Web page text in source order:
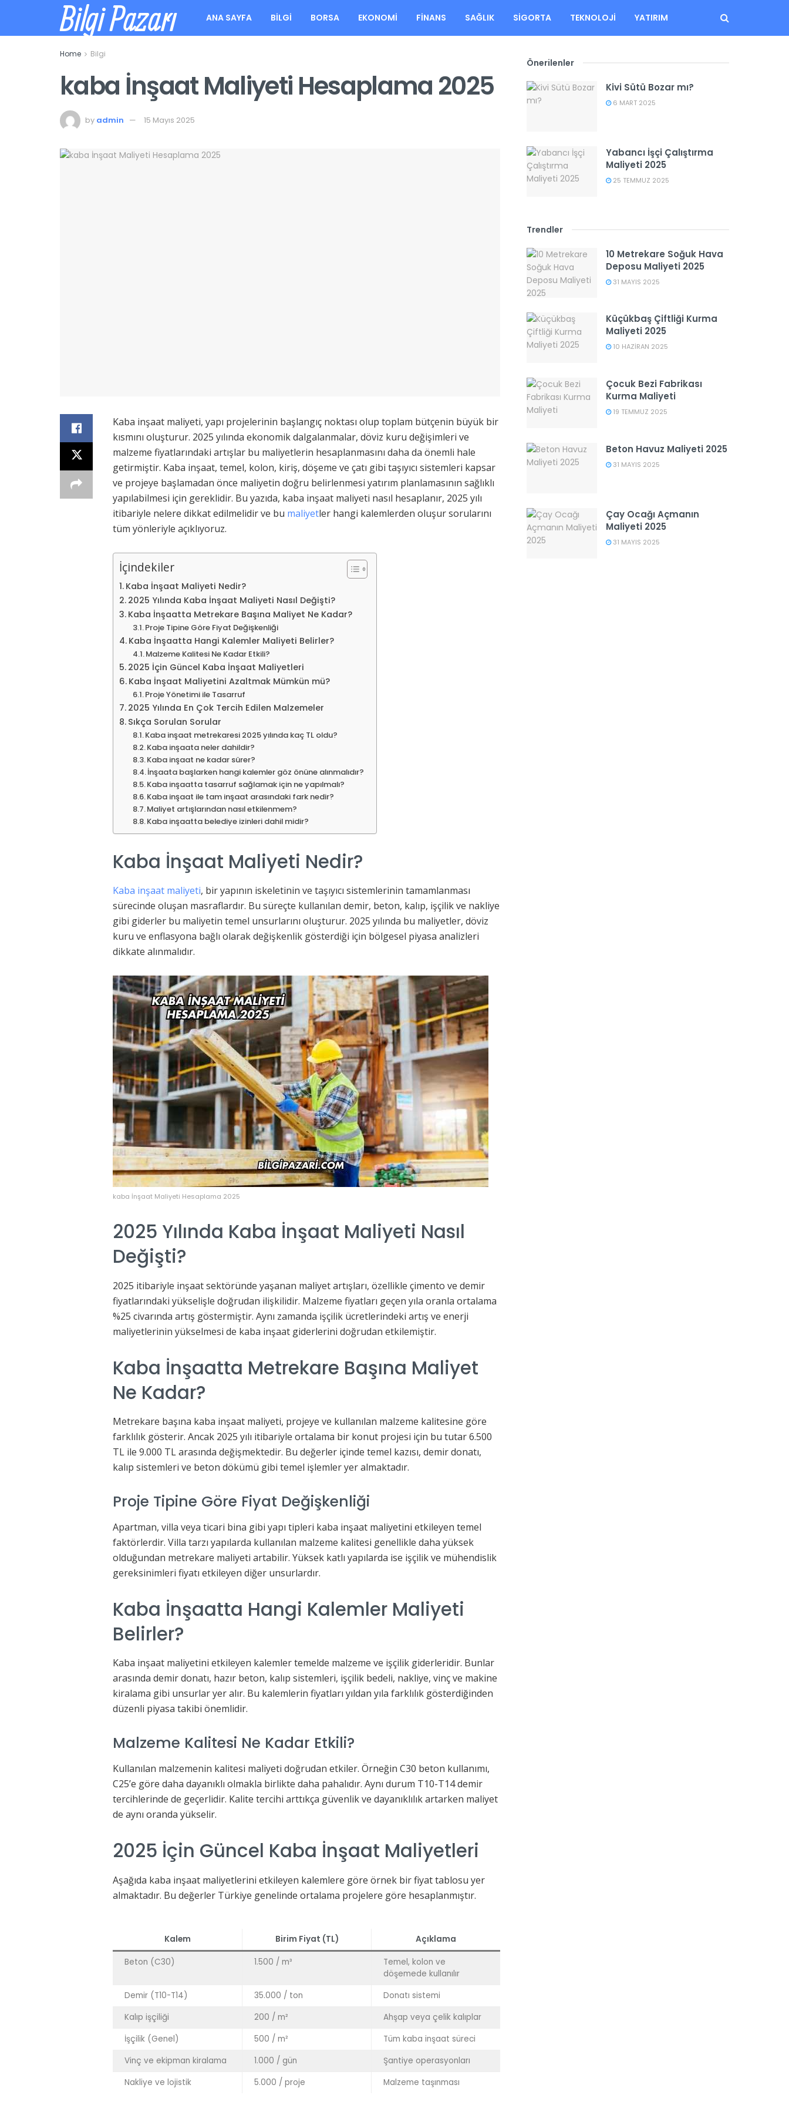
Bilgi Pazarı ANA SAYFA BILGI BORSA EKONOMI FINANS SAĞLIK SIGORTA TEKNOLOJI YATIRIM
Home Bilgi
kaba İnşaat Maliyeti Hesaplama 2025
by admin 15 Mayıs 2025
Kaba inşaat maliyeti, yapı projelerinin başlangıç noktası olup toplam bütçenin büyük bir
kısmını oluşturur. 2025 yılında ekonomik dalgalanmalar, döviz kuru değişimleri ve
malzeme fiyatlarındaki artışlar bu maliyetlerin hesaplanmasını daha da önemli hale
getirmiştir. Kaba inşaat, temel, kolon, kiriş, döşeme ve çatı gibi taşıyıcı sistemleri kapsar
ve projeye başlamadan önce maliyetin doğru belirlenmesi yatırım planlamasının sağlıklı
yapılabilmesi için gereklidir. Bu yazıda, kaba inşaat maliyeti nasıl hesaplanır, 2025 yılı
itibariyle nelere dikkat edilmelidir ve bu maliyetler hangi kalemlerden oluşur sorularını
tüm yönleriyle açıklıyoruz.
İçindekiler
Kaba İnşaat Maliyeti Nedir?
2025 Yılında Kaba İnşaat Maliyeti Nasıl Değişti?
Kaba İnşaatta Metrekare Başına Maliyet Ne Kadar?
Proje Tipine Göre Fiyat Değişkenliği
Kaba İnşaatta Hangi Kalemler Maliyeti Belirler?
Malzeme Kalitesi Ne Kadar Etkili?
2025 İçin Güncel Kaba İnşaat Maliyetleri
Kaba İnşaat Maliyetini Azaltmak Mümkün mü?
Proje Yönetimi ile Tasarruf
2025 Yılında En Çok Tercih Edilen Malzemeler
Sıkça Sorulan Sorular
Kaba inşaat metrekaresi 2025 yılında kaç TL oldu?
Kaba inşaata neler dahildir?
Kaba inşaat ne kadar sürer?
İnşaata başlarken hangi kalemler göz önüne alınmalıdır?
Kaba inşaatta tasarruf sağlamak için ne yapılmalı?
Kaba inşaat ile tam inşaat arasındaki fark nedir?
Maliyet artışlarından nasıl etkilenmem?
Kaba inşaatta belediye izinleri dahil midir?
Kaba İnşaat Maliyeti Nedir?
Kaba inşaat maliyeti, bir yapının iskeletinin ve taşıyıcı sistemlerinin tamamlanması
sürecinde oluşan masraflardır. Bu süreçte kullanılan demir, beton, kalıp, işçilik ve nakliye
gibi giderler bu maliyetin temel unsurlarını oluşturur. 2025 yılında bu maliyetler, döviz
kuru ve enflasyona bağlı olarak değişkenlik gösterdiği için bölgesel piyasa analizleri
dikkate alınmalıdır.
kaba İnşaat Maliyeti Hesaplama 2025
2025 Yılında Kaba İnşaat Maliyeti Nasıl
Değişti?
2025 itibariyle inşaat sektöründe yaşanan maliyet artışları, özellikle çimento ve demir
fiyatlarındaki yükselişle doğrudan ilişkilidir. Malzeme fiyatları geçen yıla oranla ortalama
%25 civarında artış göstermiştir. Aynı zamanda işçilik ücretlerindeki artış ve enerji
maliyetlerinin yükselmesi de kaba inşaat giderlerini doğrudan etkilemiştir.
Kaba İnşaatta Metrekare Başına Maliyet
Ne Kadar?
Metrekare başına kaba inşaat maliyeti, projeye ve kullanılan malzeme kalitesine göre
farklılık gösterir. Ancak 2025 yılı itibariyle ortalama bir konut projesi için bu tutar 6.500
TL ile 9.000 TL arasında değişmektedir. Bu değerler içinde temel kazısı, demir donatı,
kalıp sistemleri ve beton dökümü gibi temel işlemler yer almaktadır.
Proje Tipine Göre Fiyat Değişkenliği
Apartman, villa veya ticari bina gibi yapı tipleri kaba inşaat maliyetini etkileyen temel
faktörlerdir. Villa tarzı yapılarda kullanılan malzeme kalitesi genellikle daha yüksek
olduğundan metrekare maliyeti artabilir. Yüksek katlı yapılarda ise işçilik ve mühendislik
gereksinimleri fiyatı etkileyen diğer unsurlardır.
Kaba İnşaatta Hangi Kalemler Maliyeti
Belirler?
Kaba inşaat maliyetini etkileyen kalemler temelde malzeme ve işçilik giderleridir. Bunlar
arasında demir donatı, hazır beton, kalıp sistemleri, işçilik bedeli, nakliye, vinç ve makine
kiralama gibi unsurlar yer alır. Bu kalemlerin fiyatları yıldan yıla farklılık gösterdiğinden
düzenli piyasa takibi önemlidir.
Malzeme Kalitesi Ne Kadar Etkili?
Kullanılan malzemenin kalitesi maliyeti doğrudan etkiler. Örneğin C30 beton kullanımı,
C25’e göre daha dayanıklı olmakla birlikte daha pahalıdır. Aynı durum T10-T14 demir
tercihlerinde de geçerlidir. Kalite tercihi arttıkça güvenlik ve dayanıklılık artarken maliyet
de aynı oranda yükselir.
2025 İçin Güncel Kaba İnşaat Maliyetleri
Aşağıda kaba inşaat maliyetlerini etkileyen kalemlere göre örnek bir fiyat tablosu yer
almaktadır. Bu değerler Türkiye genelinde ortalama projelere göre hesaplanmıştır.
Kalem Birim Fiyat (TL) Açıklama
Beton (C30) 1.500 / m³
Temel, kolon ve
döşemede kullanılır
Demir (T10-T14)
35.000 / ton
Donatı sistemi
Kalıp işçiliği
200 / m²
Ahşap veya çelik kalıplar
İşçilik (Genel)
500 / m²
Tüm kaba inşaat süreci
Vinç ve ekipman kiralama
1.000 / gün
Şantiye operasyonları
Nakliye ve lojistik
5.000 / proje Malzeme taşınması
Önerilenler
Kivi Sütü Bozar mı?
6 MART 2025
Yabancı İşçi Çalıştırma
Maliyeti 2025
25 TEMMUZ 2025
Trendler
10 Metrekare Soğuk Hava
Deposu Maliyeti 2025
31 MAYIS 2025
Küçükbaş Çiftliği Kurma
Maliyeti 2025
10 HAZIRAN 2025
Çocuk Bezi Fabrikası
Kurma Maliyeti
19 TEMMUZ 2025
Beton Havuz Maliyeti 2025
31 MAYIS 2025
Çay Ocağı Açmanın
Maliyeti 2025
31 MAYIS 2025